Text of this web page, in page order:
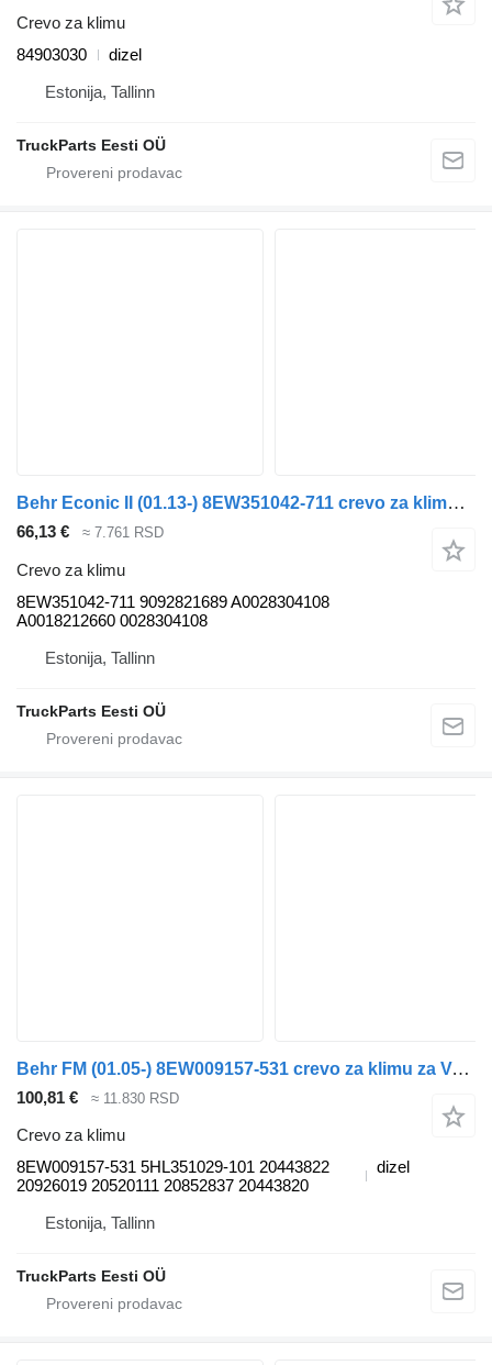
Crevo za klimu
84903030
dizel
Estonija, Tallinn
TruckParts Eesti OÜ
Behr Econic II (01.13-) 8EW351042-711 crevo za klimu za Mercedes-Benz Econic II (2013-) tegljača
66,13 € ≈ 7.761 RSD
Crevo za klimu
8EW351042-711 9092821689 A0028304108
A0018212660 0028304108
Estonija, Tallinn
TruckParts Eesti OÜ
Behr FM (01.05-) 8EW009157-531 crevo za klimu za Volvo FM7-FM12, FM, FMX (1998-2014) tegljača
100,81 € ≈ 11.830 RSD
Crevo za klimu
8EW009157-531 5HL351029-101 20443822
20926019 20520111 20852837 20443820
dizel
Estonija, Tallinn
TruckParts Eesti OÜ